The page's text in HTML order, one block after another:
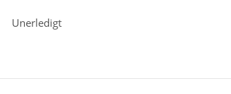
Unerledigt